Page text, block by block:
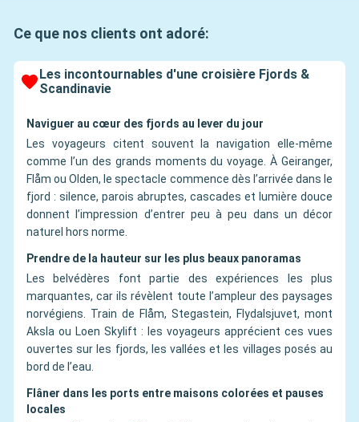
Ce que nos clients ont adoré:
Les incontournables d'une croisière Fjords &
Scandinavie
Naviguer au cœur des fjords au lever du jour
Les voyageurs citent souvent la navigation elle-même
comme l’un des grands moments du voyage. À Geiranger,
Flåm ou Olden, le spectacle commence dès l’arrivée dans le
fjord : silence, parois abruptes, cascades et lumière douce
donnent l’impression d’entrer peu à peu dans un décor
naturel hors norme.
Prendre de la hauteur sur les plus beaux panoramas
Les belvédères font partie des expériences les plus
marquantes, car ils révèlent toute l’ampleur des paysages
norvégiens. Train de Flåm, Stegastein, Flydalsjuvet, mont
Aksla ou Loen Skylift : les voyageurs apprécient ces vues
ouvertes sur les fjords, les vallées et les villages posés au
bord de l’eau.
Flâner dans les ports entre maisons colorées et pauses
locales